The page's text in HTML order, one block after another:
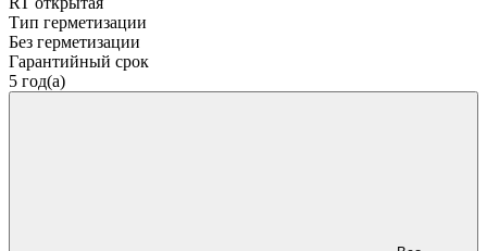
Тип герметизации
Без герметизации
Гарантийный срок
5 год(а)